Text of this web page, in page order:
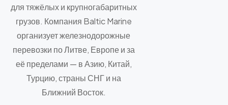
для тяжёлых и крупногабаритных
грузов. Компания Baltic Marine
организует железнодорожные
перевозки по Литве, Европе и за
её пределами — в Азию, Китай,
Турцию, страны СНГ и на
Ближний Восток.